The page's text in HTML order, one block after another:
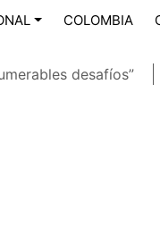
COLOMBIA
desafíos”